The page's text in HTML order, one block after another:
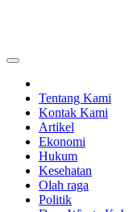
Tentang Kami
Kontak Kami
Artikel
Ekonomi
Hukum
Kesehatan
Olah raga
Politik